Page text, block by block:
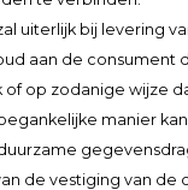
uiterlijk bij levering
aan de consument
of op zodanige wijze
manier
de vestiging van de